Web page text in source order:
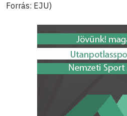
Forrás: EJU)